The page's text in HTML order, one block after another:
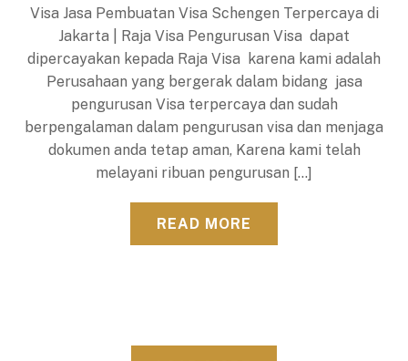
Visa Jasa Pembuatan Visa Schengen Terpercaya di
Jakarta | Raja Visa Pengurusan Visa dapat
dipercayakan kepada Raja Visa karena kami adalah
Perusahaan yang bergerak dalam bidang jasa
pengurusan Visa terpercaya dan sudah
berpengalaman dalam pengurusan visa dan menjaga
dokumen anda tetap aman, Karena kami telah
melayani ribuan pengurusan […]
READ MORE